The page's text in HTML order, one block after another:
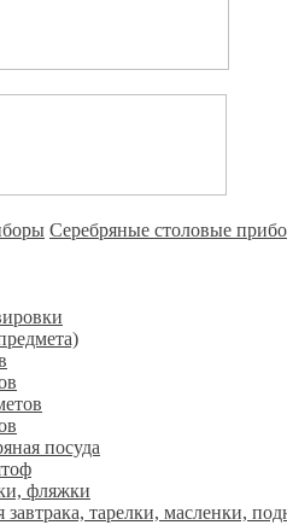
Cеребряные столовые
посуда
фляжки
тарелки, масленки,